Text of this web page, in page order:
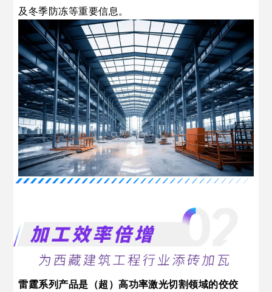
及冬季防冻等重要信息。
雷霆系列产品是（超）高功率激光切割领域的佼佼